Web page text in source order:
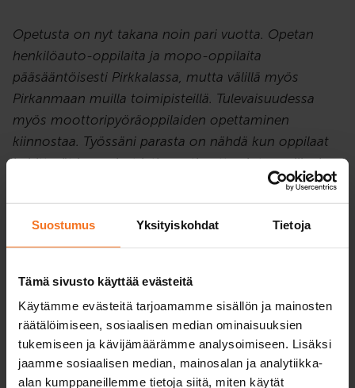
Suostumus Yksityiskohdat Tietoja
Tämä sivusto käyttää evästeitä
Käytämme evästeitä tarjoamamme sisällön ja mainosten
räätälöimiseen, sosiaalisen median ominaisuuksien
tukemiseen ja kävijämäärämme analysoimiseen. Lisäksi
jaamme sosiaalisen median, mainosalan ja analytiikka-
alan kumppaneillemme tietoja siitä, miten käytät
Opetusta on nyt takana noin pari vuotta. Opetan
henkilöauto-oppilaita ja mopo-oppilaita
pääsääntöisesti Pirkkalassa, mutta välillä myös
Pirkanmaan muilla toimipisteillä. Tulevaisuudessa
myös moottoripyöräoppilaiden opettaminen
kiinnostaa. Työssäni parasta on nähdä kun oppilaat
kehittyvät ja oppivat jatkuvasti uutta ajotunneillani.
Tärkeintä on kuitenkin, että oppilas omaksuu
turvallisen ajotavan ja pärjää itsenäisesti liikenteessä
ajokortin suorittamisen jälkeen.
kavereiden kanssa hengaillen ja pleikkaria pelatessa.
Tykkään tosi paljon myös reissata! Parasta on heittää
urheilukassi olalle ja lähteä reissun päälle.
Nähdään ajotunneilla!”